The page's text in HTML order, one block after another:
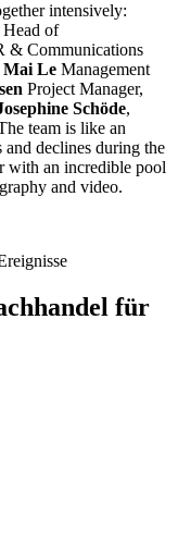
intensively:
Head of
& Communications
Mai Le Management
Project Manager,
Schöde,
team is like an
and declines during the
with an incredible pool
and video.
für